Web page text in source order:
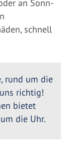
an Sonn-
schnell
rund um die
richtig!
bietet
die Uhr.